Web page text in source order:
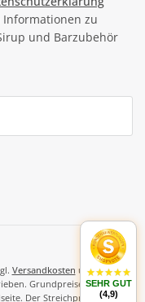
zu
und Barzubehör
Versandkosten und ggf.
Grundpreise und Preise
Der Streichpreis ist der
SEHR GUT
(4,9)